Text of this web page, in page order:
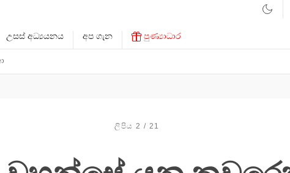
උසස් අධ්‍යයනය අප ගැන පුණ්‍යාධාර
ලිපිය 2 / 21